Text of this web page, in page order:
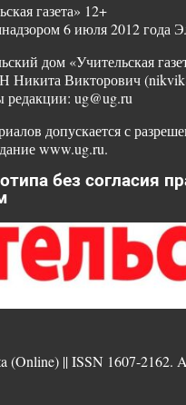
газета» 12+
6 июля 2012 года
дом «Учительская
Никита Викторович
редакции: ug@ug.ru
допускается с
www.ug.ru.
без согласия
(Online) || ISSN 1607-2162.